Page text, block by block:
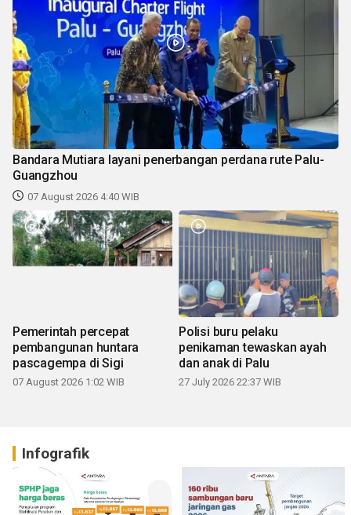
Bandara Mutiara layani penerbangan perdana rute Palu-
Guangzhou
07 August 2026 4:40 WIB
Pemerintah percepat
pembangunan huntara
pascagempa di Sigi
07 August 2026 1:02 WIB
Polisi buru pelaku
penikaman tewaskan ayah
dan anak di Palu
27 July 2026 22:37 WIB
Infografik